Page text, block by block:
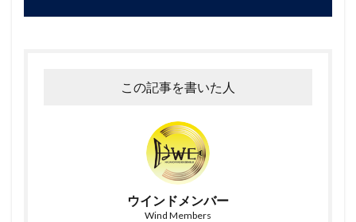
この記事を書いた人
ウインドメンバー
Wind Members